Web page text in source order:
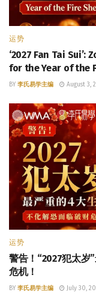
运势
‘2027 Fan Tai
for the Year of the
BY 李氏易学主编 August 3,
运势
警告！“2027犯太岁
危机！
BY 李氏易学主编 July 30,